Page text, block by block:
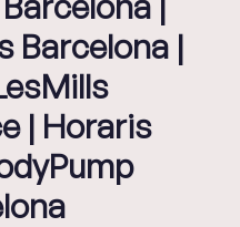
Barcelona |
| Horaris